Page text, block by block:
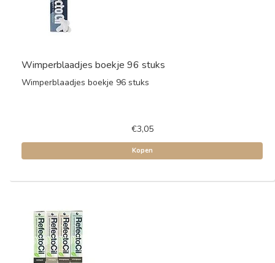
Wimperblaadjes boekje 96 stuks
Wimperblaadjes boekje 96 stuks
€3,05
Kopen